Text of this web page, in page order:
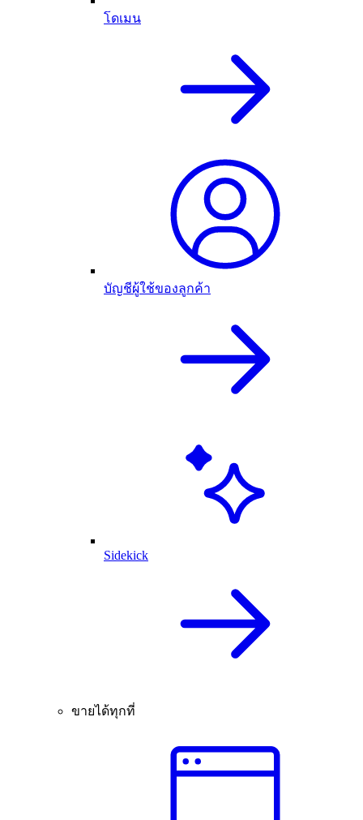
โดเมน
บัญชีผู้ใช้ของลูกค้า
Sidekick
ขายได้ทุกที่